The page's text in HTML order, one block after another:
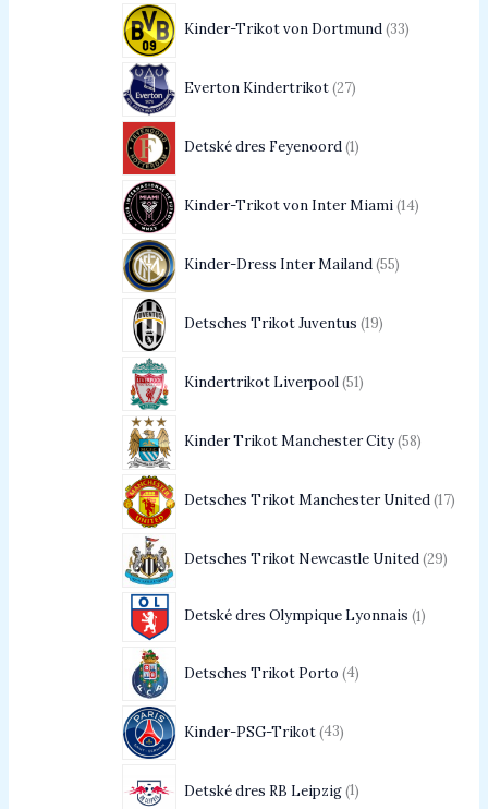
Kinder-Trikot von Dortmund 33
Everton Kindertrikot 27
Detské dres Feyenoord 1
Kinder-Trikot von Inter Miami 14
Kinder-Dress Inter Mailand 55
Detsches Trikot Juventus 19
Kindertrikot Liverpool 51
Kinder Trikot Manchester City 58
Detsches Trikot Manchester United 17
Detsches Trikot Newcastle United 29
Detské dres Olympique Lyonnais 1
Detsches Trikot Porto 4
Kinder-PSG-Trikot 43
Detské dres RB Leipzig 1